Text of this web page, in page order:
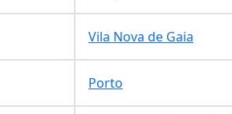
Vila Nova de Gaia
Porto